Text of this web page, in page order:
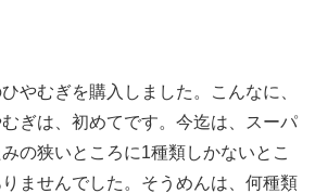
やむぎを購入しました。こんなに、
ぎは、初めてです。今迄は、スーパ
の狭いところに1種類しかないとこ
ませんでした。そうめんは、何種類